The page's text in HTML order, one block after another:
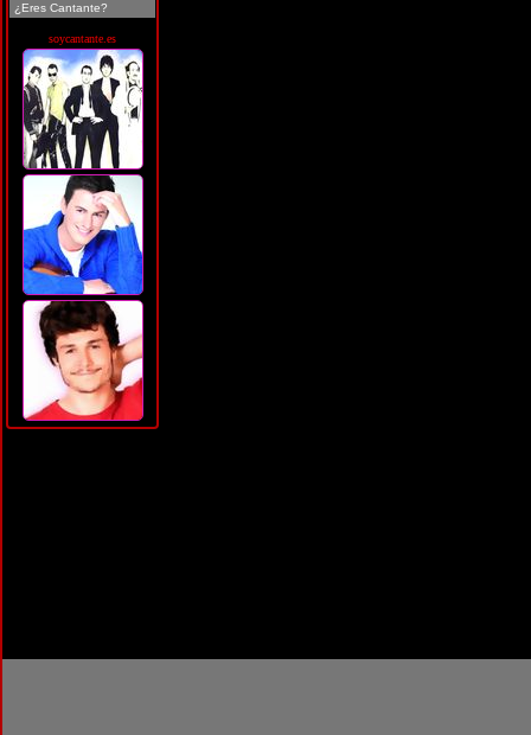
¿Eres Cantante?
soycantante.es